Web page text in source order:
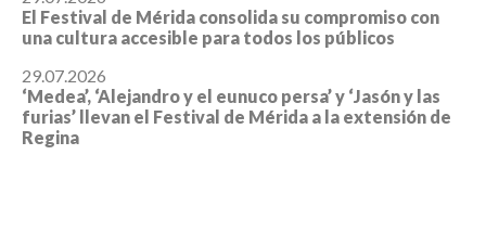
El Festival de Mérida consolida su compromiso con
una cultura accesible para todos los públicos
29.07.2026
‘Medea’, ‘Alejandro y el eunuco persa’ y ‘Jasón y las
furias’ llevan el Festival de Mérida a la extensión de
Regina